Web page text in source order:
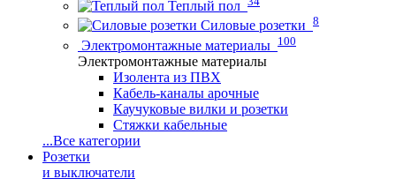
Теплый пол
Силовые розетки 8
Электромонтажные материалы 100
Электромонтажные материалы
Изолента из ПВХ
Кабель-каналы арочные
Каучуковые вилки и розетки
Стяжки кабельные
...Все категории
Розетки
и выключатели